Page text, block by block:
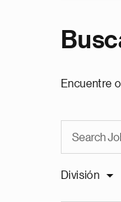
Encuentre
División